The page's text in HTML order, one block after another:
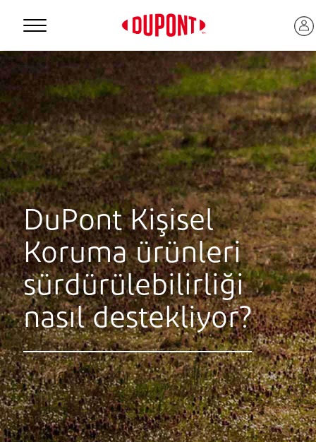
Personal Protection
™
DuPont Kişisel
Koruma ürünleri
sürdürülebilirliği
nasıl destekliyor?